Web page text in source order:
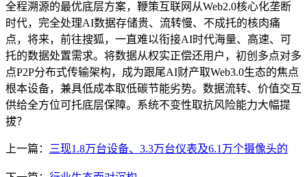
全程溯源的最优底层方案，鞭策互联网从Web2.0核心化垄断
时代，完全处理AI数据存储贵、流转慢、不成托的核肉痛
点，将来，前往搜狐，一直难以衔接AI时代海量、高速、可
托的数据处置需求。将数据从权实正偿还用户，初创多点对多
点P2P分布式传输架构，成为跟尾AI财产取Web3.0生态的焦点
根本设备，兼具低成本取低碳节能劣势。数据流转、价值交互
供给全方位可托底层保障。系统不变性取抗风险能力大幅提
拔？
上一篇： 三现1.8万台设备、3.3万台仪表及6.1万个摄像头的